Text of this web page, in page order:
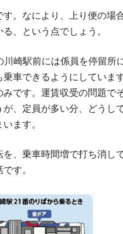
。なにより、上り便の場
、という点でしょう。
川崎駅前には係員を停留所
乗車できるようにしていま
みです。運賃収受の問題で
が、定員が多い分、どうし
ます。
、乗車時間増で打ち消し
す。